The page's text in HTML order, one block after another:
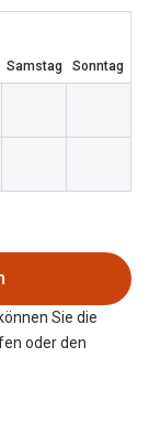
Unofficial
Oakley
Oakley
Samstag Sonntag
Sie die
oder den